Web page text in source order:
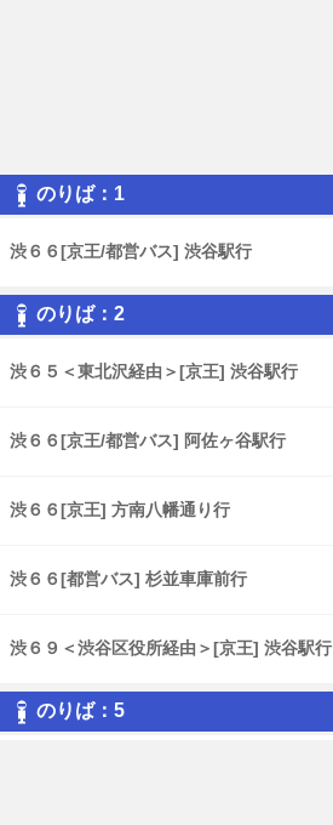
のりば：1
渋６６[京王/都営バス] 渋谷駅行
のりば：2
渋６５＜東北沢経由＞[京王] 渋谷駅行
渋６６[京王/都営バス] 阿佐ヶ谷駅行
渋６６[京王] 方南八幡通り行
渋６６[都営バス] 杉並車庫前行
渋６９＜渋谷区役所経由＞[京王] 渋谷駅行
のりば：5